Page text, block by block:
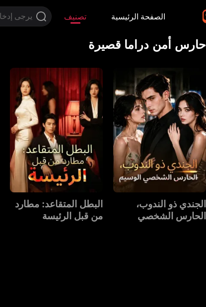
الصفحة الرئيسية تصنيف
حارس أمن دراما قصيرة
‫الجندي ذو الندوب،
الحارس الشخصي
‫البطل المتقاعد: مطارد
من قبل الرئيسة‬